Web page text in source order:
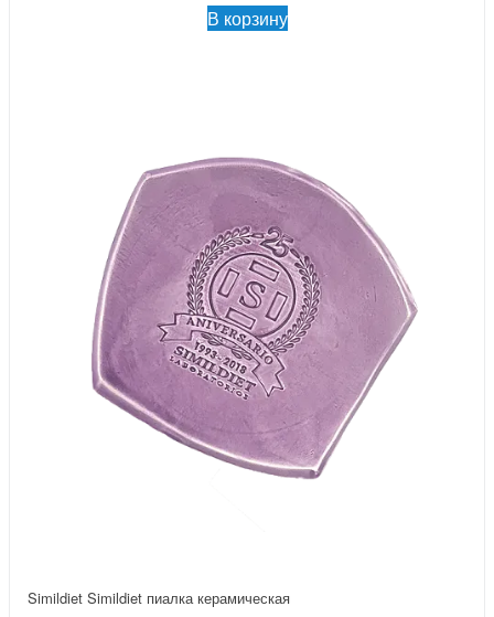
В корзину
Simildiet Simildiet пиалка керамическая